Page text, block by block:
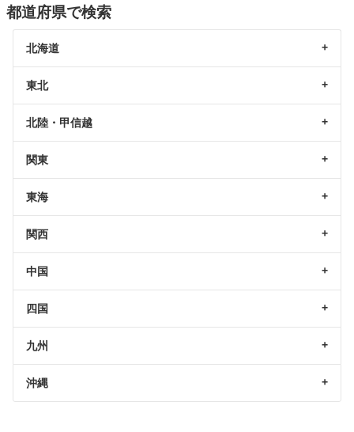
都道府県で検索
北海道
東北
北陸・甲信越
関東
東海
関西
中国
四国
九州
沖縄